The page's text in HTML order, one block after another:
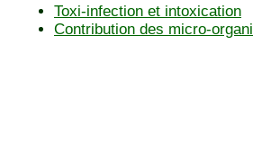
Toxi-infection et intoxication
Contribution des micro-